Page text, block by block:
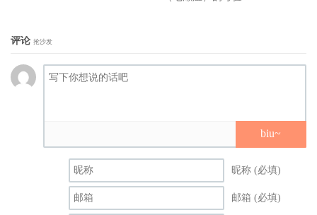
评论 抢沙发
biu~
昵称 (必填)
邮箱 (必填)